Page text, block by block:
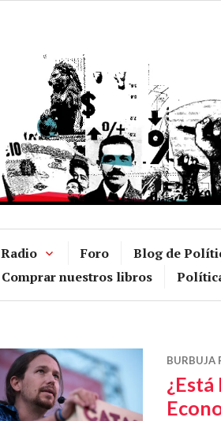
Radio Foro Blog de
Comprar nuestros libros
BURBUJA